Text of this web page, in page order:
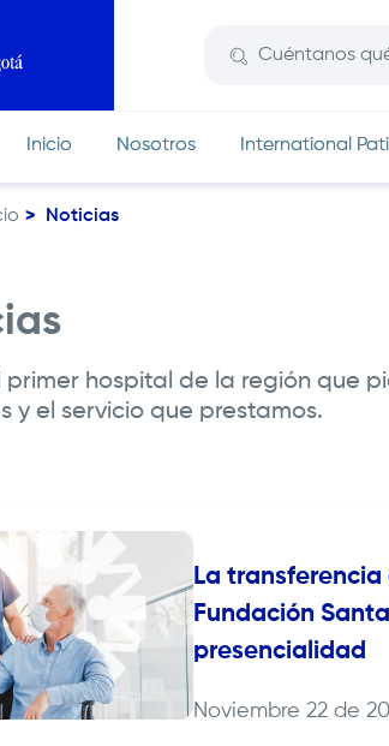
Inicio Nosotros International
Noticias
primer hospital de la región que
y el servicio que prestamos.
Noviembre 22 de
La
Fundación
presencialidad